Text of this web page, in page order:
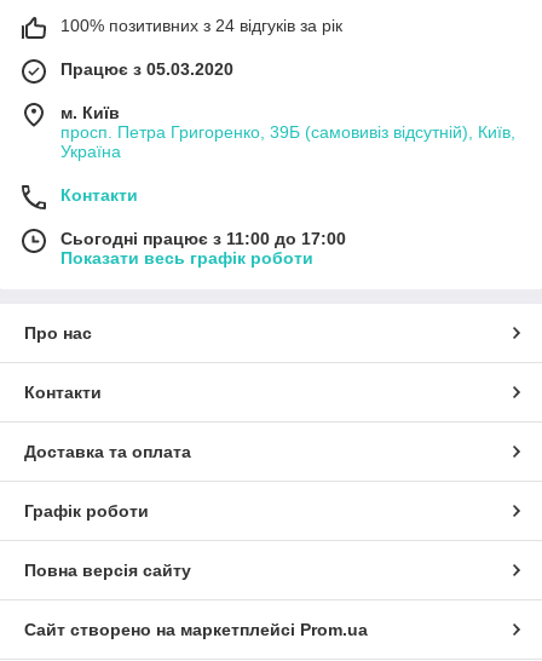
100% позитивних з 24 відгуків за рік
Працює з 05.03.2020
м. Київ
просп. Петра Григоренко, 39Б (самовивіз відсутній), Київ,
Україна
Контакти
Сьогодні працює з 11:00 до 17:00
Показати весь графік роботи
Про нас
Контакти
Доставка та оплата
Графік роботи
Повна версія сайту
Сайт створено на маркетплейсі Prom.ua